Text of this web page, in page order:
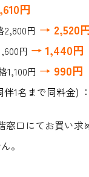
円
円 → 2,520
円 → 1,440円
1,100円 → 990円
1名まで同料金)
口にてお買い求
。